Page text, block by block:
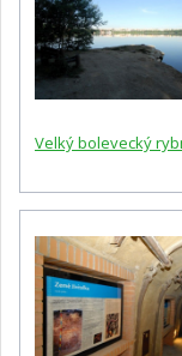
Velký bolevecký